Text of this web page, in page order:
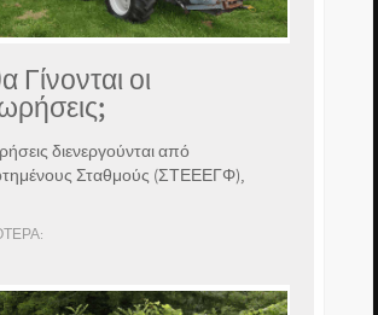
Γίνονται οι
διενεργούνται από
Σταθμούς (ΣΤΕΕΕΓΦ),